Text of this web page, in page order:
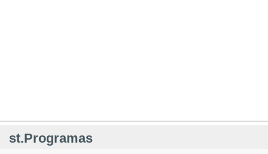
st.Programas